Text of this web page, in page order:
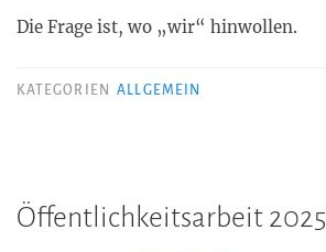
Die Frage ist, wo „wir“ hinwollen.
KATEGORIEN ALLGEMEIN
Öffentlichkeitsarbeit 2025